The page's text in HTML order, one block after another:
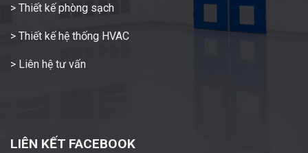
> Thiết kế phòng sạch
> Thiết kế hệ thống HVAC
> Liên hệ tư vấn
LIÊN KẾT FACEBOOK